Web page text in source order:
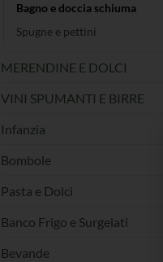
Bagno e doccia schiuma
Spugne e pettini
MERENDINE E DOLCI
VINI SPUMANTI E BIRRE
Infanzia
Bombole
Pasta e Dolci
Banco Frigo e Surgelati
Bevande